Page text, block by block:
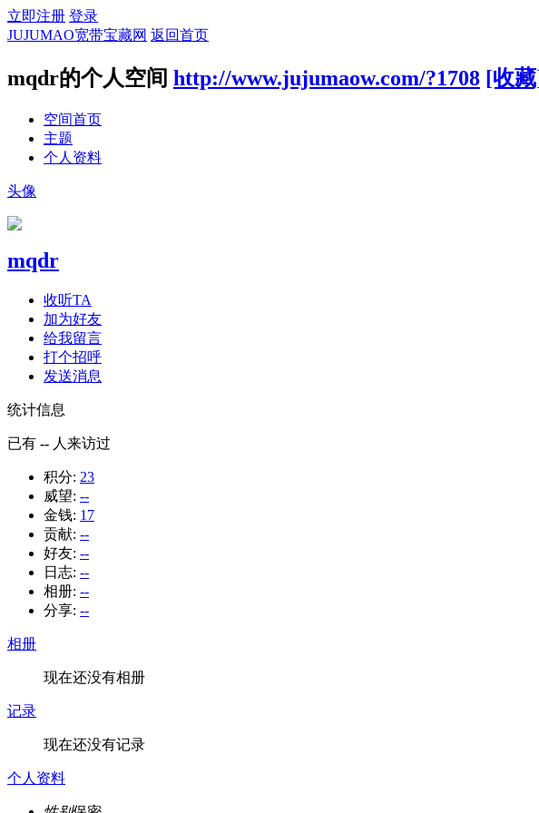
立即注册 登录
JUJUMAO宽带宝藏网 返回首页
mqdr的个人空间 http://www.jujumaow.com/?1708 [收
空间首页
主题
个人资料
头像
mqdr
收听TA
加为好友
给我留言
打个招呼
发送消息
统计信息
已有 -- 人来访过
积分: 23
威望: --
金钱: 17
贡献: --
好友: --
日志: --
相册: --
分享: --
相册
现在还没有相册
记录
现在还没有记录
个人资料